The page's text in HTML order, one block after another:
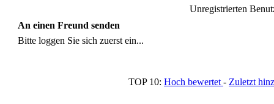
Unregistrierten
An einen Freund senden
Bitte loggen Sie sich zuerst ein...
TOP 10: Hoch bewertet - Zuletzt